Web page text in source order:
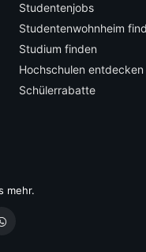
Studentenjobs
Studentenwohnheim
Studium finden
Hochschulen entdecken
Schülerrabatte
mehr.